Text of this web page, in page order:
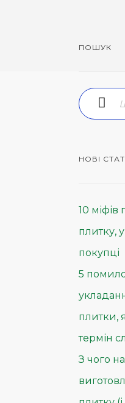
ПОШУК
НОВІ
10 міфів
плитку, у
покупці
5
плитки,
термін
З чого